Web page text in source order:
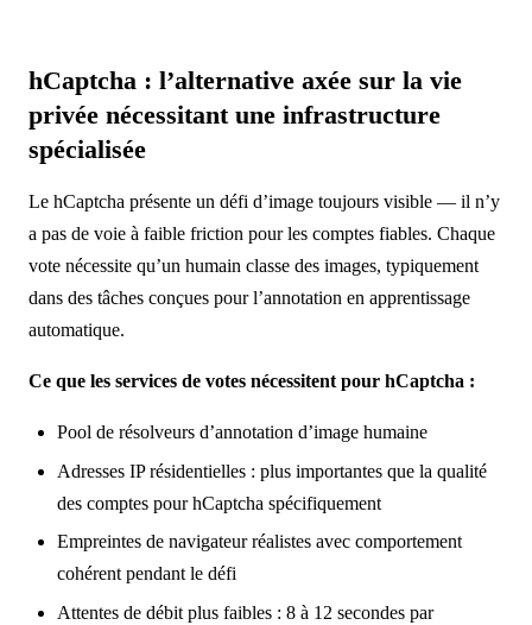
hCaptcha : l’alternative axée sur la vie
privée nécessitant une infrastructure
spécialisée
Le hCaptcha présente un défi d’image toujours visible — il n’y
a pas de voie à faible friction pour les comptes fiables. Chaque
vote nécessite qu’un humain classe des images, typiquement
dans des tâches conçues pour l’annotation en apprentissage
automatique.
Ce que les services de votes nécessitent pour hCaptcha :
Pool de résolveurs d’annotation d’image humaine
Adresses IP résidentielles : plus importantes que la qualité
des comptes pour hCaptcha spécifiquement
Empreintes de navigateur réalistes avec comportement
cohérent pendant le défi
Attentes de débit plus faibles : 8 à 12 secondes par